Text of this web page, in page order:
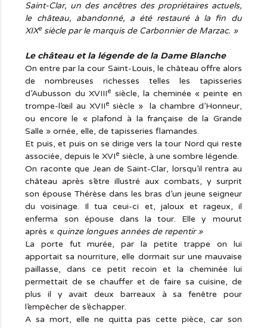
Saint-Clar, un des ancêtres des propriétaires actuels,
le château, abandonné, a été restauré à la fin du
XIXesiècle par le marquis de Carbonnier de Marzac. »
Le château et la légende de la Dame Blanche
On entre par la cour Saint-Louis, le château offre alors
de nombreuses richesses telles les tapisseries
d’Aubusson du XVIIIe siècle, la cheminée « peinte en
trompe-l’œil au XVIIe siècle » la chambre d’Honneur,
ou encore le « plafond à la française de la Grande
Salle » ornée, elle, de tapisseries flamandes.
Et puis, et puis on se dirige vers la tour Nord qui reste
associée, depuis le XVIe siècle, à une sombre légende.
On raconte que Jean de Saint-Clar, lorsqu’il rentra au
château après s’être illustré aux combats, y surprit
son épouse Thérèse dans les bras d’un jeune seigneur
du voisinage. Il tua ceui-ci et, jaloux et rageux, il
enferma son épouse dans la tour. Elle y mourut
après « quinze longues années de repentir »
La porte fut murée, par la petite trappe on lui
apportait sa nourriture, elle dormait sur une mauvaise
paillasse, dans ce petit recoin et la cheminée lui
permettait de se chauffer et de faire sa cuisine, de
plus il y avait deux barreaux à sa fenêtre pour
l’empêcher de s’échapper.
A sa mort, elle ne quitta pas cette pièce, car son